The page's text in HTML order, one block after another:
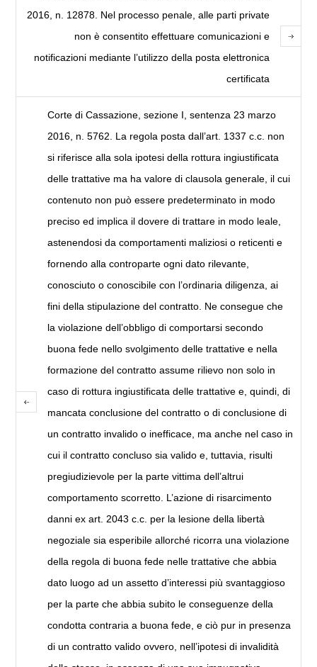
2016, n. 12878. Nel processo penale, alle parti private
non è consentito effettuare comunicazioni e
notificazioni mediante l’utilizzo della posta elettronica
certificata
Corte di Cassazione, sezione I, sentenza 23 marzo
2016, n. 5762. La regola posta dall’art. 1337 c.c. non
si riferisce alla sola ipotesi della rottura ingiustificata
delle trattative ma ha valore di clausola generale, il cui
contenuto non può essere predeterminato in modo
preciso ed implica il dovere di trattare in modo leale,
astenendosi da comportamenti maliziosi o reticenti e
fornendo alla controparte ogni dato rilevante,
conosciuto o conoscibile con l’ordinaria diligenza, ai
fini della stipulazione del contratto. Ne consegue che
la violazione dell’obbligo di comportarsi secondo
buona fede nello svolgimento delle trattative e nella
formazione del contratto assume rilievo non solo in
caso di rottura ingiustificata delle trattative e, quindi, di
mancata conclusione del contratto o di conclusione di
un contratto invalido o inefficace, ma anche nel caso in
cui il contratto concluso sia valido e, tuttavia, risulti
pregiudizievole per la parte vittima dell’altrui
comportamento scorretto. L’azione di risarcimento
danni ex art. 2043 c.c. per la lesione della libertà
negoziale sia esperibile allorché ricorra una violazione
della regola di buona fede nelle trattative che abbia
dato luogo ad un assetto d’interessi più svantaggioso
per la parte che abbia subito le conseguenze della
condotta contraria a buona fede, e ciò pur in presenza
di un contratto valido ovvero, nell’ipotesi di invalidità